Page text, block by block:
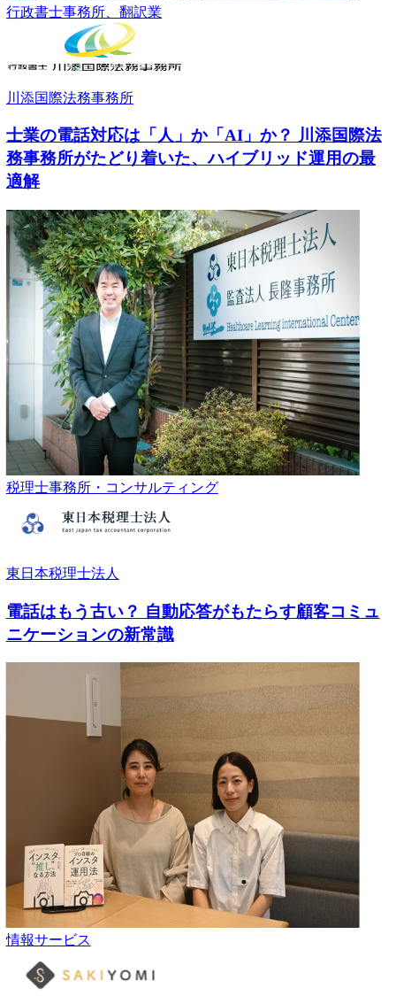
行政書士事務所、翻訳業
川添国際法務事務所
士業の電話対応は「人」か「AI」か？ 川添国際法
務事務所がたどり着いた、ハイブリッド運用の最
適解
税理士事務所・コンサルティング
東日本税理士法人
電話はもう古い？ 自動応答がもたらす顧客コミュ
ニケーションの新常識
情報サービス